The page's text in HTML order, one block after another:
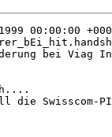
00:00:00
bei Viag
die Swisscom-